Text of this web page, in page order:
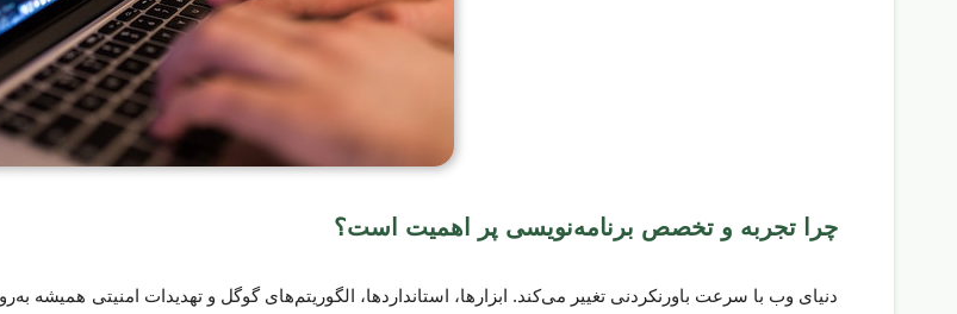
چرا تجربه و تخصص برنامه‌نویسی پر اهمیت است؟
دنیای وب با سرعت باورنکردنی تغییر می‌کند. ابزارها، استانداردها، الگوریتم‌های گوگل و تهدیدات امنیتی همیشه